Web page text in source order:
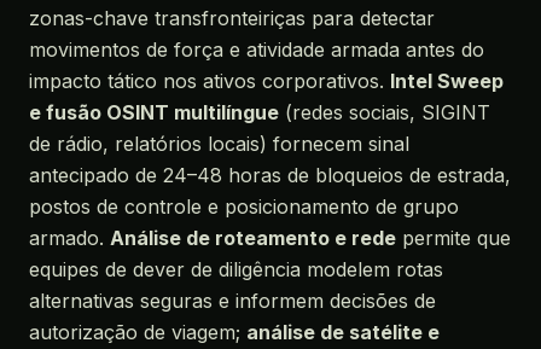
zonas-chave transfronteiriças para detectar
movimentos de força e atividade armada antes do
impacto tático nos ativos corporativos. Intel Sweep
e fusão OSINT multilíngue (redes sociais, SIGINT
de rádio, relatórios locais) fornecem sinal
antecipado de 24–48 horas de bloqueios de estrada,
postos de controle e posicionamento de grupo
armado. Análise de roteamento e rede permite que
equipes de dever de diligência modelem rotas
alternativas seguras e informem decisões de
autorização de viagem; análise de satélite e